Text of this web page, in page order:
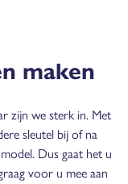
maken
zijn we sterk in. Met
sleutel bij of na
Dus gaat het u
voor u mee aan